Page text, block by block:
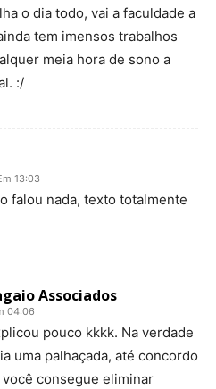
o dia todo, vai a faculdade a
tem imensos trabalhos
meia hora de sono a
:/
13:03
falou nada, texto totalmente
Associados
04:06
pouco kkkk. Na verdade
uma palhaçada, até concordo
consegue eliminar